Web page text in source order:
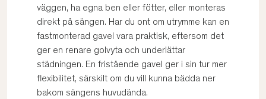
väggen, ha egna ben eller fötter, eller monteras
direkt på sängen. Har du ont om utrymme kan en
fastmonterad gavel vara praktisk, eftersom det
ger en renare golvyta och underlättar
städningen. En fristående gavel ger i sin tur mer
flexibilitet, särskilt om du vill kunna bädda ner
bakom sängens huvudända.